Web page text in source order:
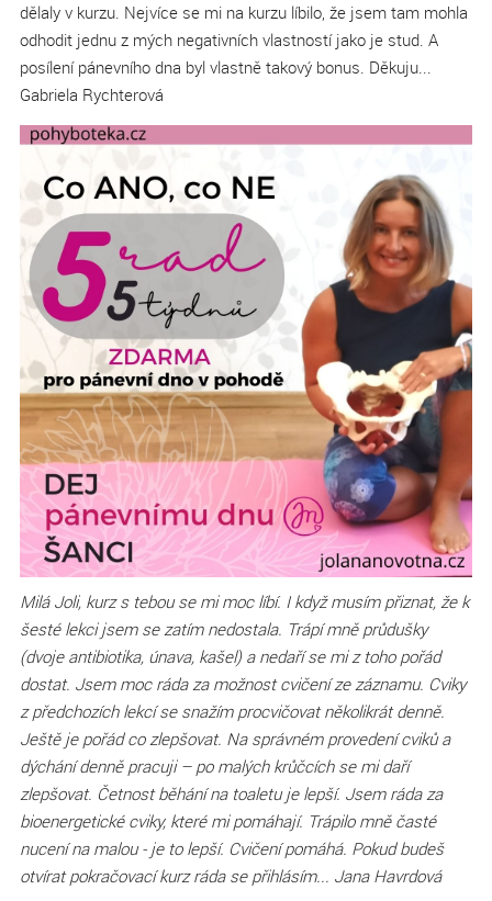
dělaly v kurzu. Nejvíce se mi na kurzu líbilo, že jsem tam mohla
odhodit jednu z mých negativních vlastností jako je stud. A
posílení pánevního dna byl vlastně takový bonus. Děkuju...
Gabriela Rychterová
Milá Joli, kurz s tebou se mi moc líbí. I když musím přiznat, že k
šesté lekci jsem se zatím nedostala. Trápí mně průdušky
(dvoje antibiotika, únava, kašel) a nedaří se mi z toho pořád
dostat. Jsem moc ráda za možnost cvičení ze záznamu. Cviky
z předchozích lekcí se snažím procvičovat několikrát denně.
Ještě je pořád co zlepšovat. Na správném provedení cviků a
dýchání denně pracuji – po malých krůčcích se mi daří
zlepšovat. Četnost běhání na toaletu je lepší. Jsem ráda za
bioenergetické cviky, které mi pomáhají. Trápilo mně časté
nucení na malou - je to lepší. Cvičení pomáhá. Pokud budeš
otvírat pokračovací kurz ráda se přihlásím... Jana Havrdová